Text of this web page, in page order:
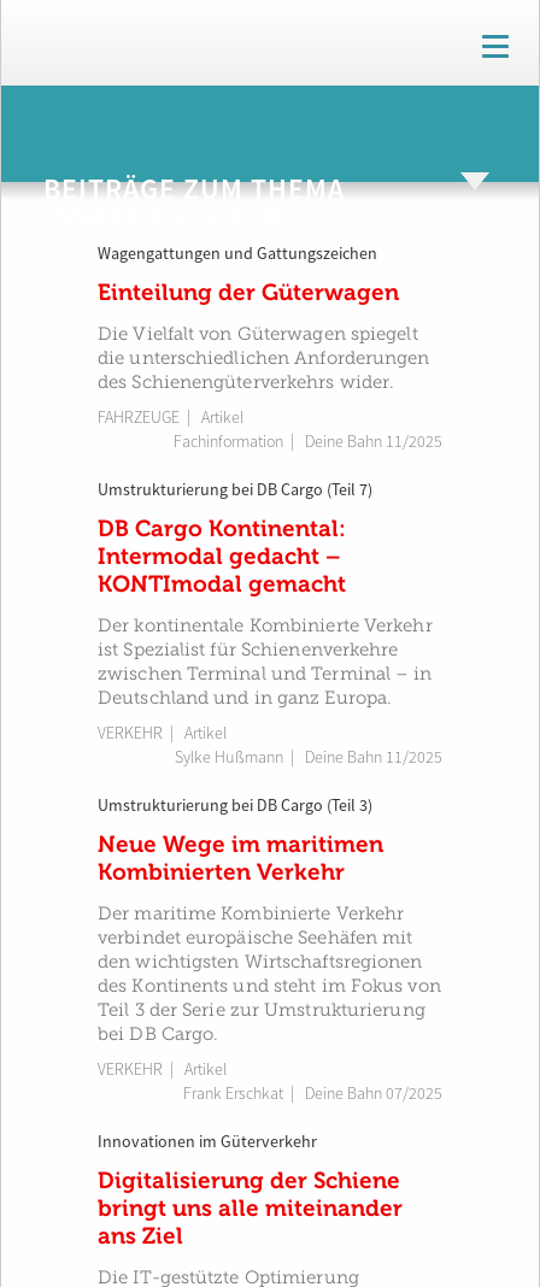
T
o
g
n
BEITRÄGE ZUM THEMA
Wagengattungen und Gattungszeichen
Einteilung der Güterwagen
Die Vielfalt von Güterwagen spiegelt
die unterschiedlichen Anforderungen
des Schienengüterverkehrs wider.
FAHRZEUGE | Artikel
Fachinformation
Deine Bahn 11/2025
Umstrukturierung bei DB Cargo (Teil 7)
DB Cargo Kontinental:
Intermodal gedacht –
KONTImodal gemacht
Der kontinentale Kombinierte Verkehr
ist Spezialist für Schienenverkehre
zwischen Terminal und Terminal – in
Deutschland und in ganz Europa.
VERKEHR | Artikel
Sylke Hußmann
Deine Bahn 11/2025
Umstrukturierung bei DB Cargo (Teil 3)
Neue Wege im maritimen
Kombinierten Verkehr
Der maritime Kombinierte Verkehr
verbindet europäische Seehäfen mit
den wichtigsten Wirtschaftsregionen
des Kontinents und steht im Fokus von
Teil 3 der Serie zur Umstrukturierung
bei DB Cargo.
VERKEHR | Artikel
Frank Erschkat
Deine Bahn 07/2025
Innovationen im Güterverkehr
Digitalisierung der Schiene
bringt uns alle miteinander
ans Ziel
Die IT-gestützte Optimierung